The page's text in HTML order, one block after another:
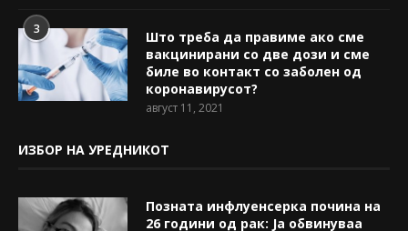
3
Што треба да правиме ако сме
вакцинирани со две дози и сме
биле во контакт со заболен од
коронавирусот?
август 11, 2021
ИЗБОР НА УРЕДНИКОТ
Позната инфлуенсерка почина на
26 години од рак: Ја обвинуваа